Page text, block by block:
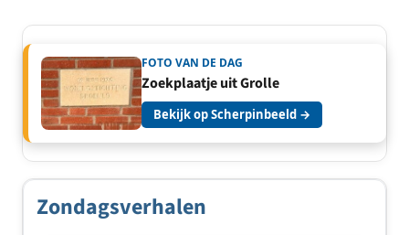
FOTO VAN DE DAG
Zoekplaatje uit Grolle
Bekijk op Scherpinbeeld →
Zondagsverhalen